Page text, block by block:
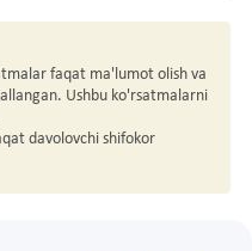
faqat ma'lumot olish va
Ushbu ko'rsatmalarni
davolovchi shifokor